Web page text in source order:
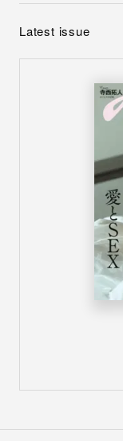
Latest issue